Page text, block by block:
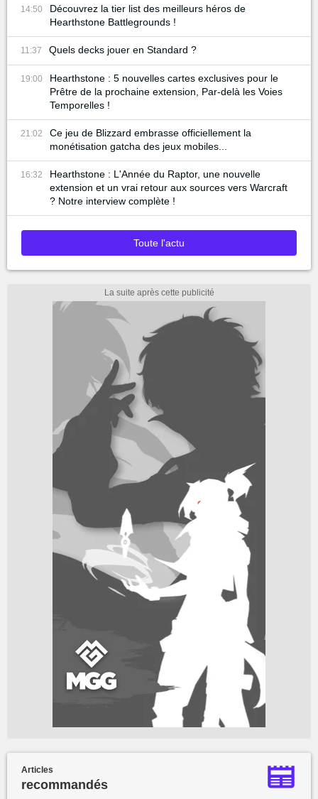
14:50
Découvrez la tier list des meilleurs héros de
Hearthstone Battlegrounds !
11:37 Quels decks jouer en Standard ?
19:00
Hearthstone : 5 nouvelles cartes exclusives pour le
Prêtre de la prochaine extension, Par-delà les Voies
Temporelles !
21:02
Ce jeu de Blizzard embrasse officiellement la
monétisation gatcha des jeux mobiles...
16:32
Hearthstone : L'Année du Raptor, une nouvelle
extension et un vrai retour aux sources vers Warcraft
? Notre interview complète !
Toute l'actu
Articles
recommandés